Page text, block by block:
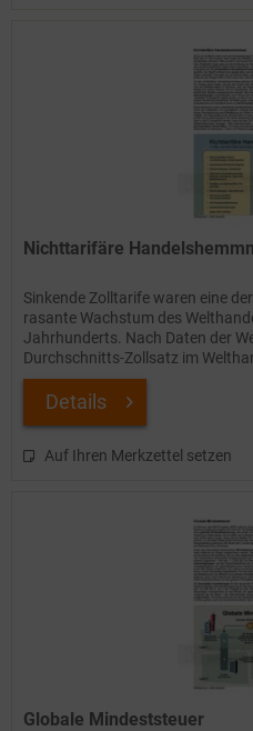
Nichttarifäre
Sinkende Zolltarife waren eine
rasante Wachstum des
Jahrhunderts. Nach Daten der
Durchschnitts-Zollsatz im
Details
Auf Ihren Merkzettel setzen
Globale Mindeststeuer